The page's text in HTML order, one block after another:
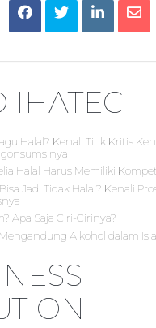
IHATEC
Halal? Kenali Titik Kritis
Halal Harus Memiliki
Jadi Tidak Halal? Kenali
Apa Saja Ciri-Cirinya?
Alkohol dalam